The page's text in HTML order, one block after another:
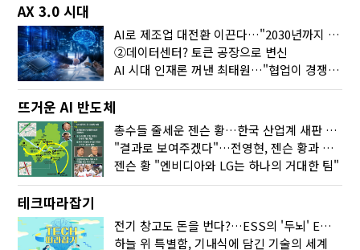
AX 3.0 시대
AI로 제조업 대전환 이끈다…"2030년까지 민관합동 20조 투자"
②데이터센터? 토큰 공장으로 변신
AI 시대 인재론 꺼낸 최태원…"협업이 경쟁력"
뜨거운 AI 반도체
총수들 줄세운 젠슨 황…한국 산업계 새판 짰다
"결과로 보여주겠다"…전영현, 젠슨 황과 HBM5 논의
젠슨 황 "엔비디아와 LG는 하나의 거대한 팀"
테크따라잡기
전기 창고도 돈을 번다?…ESS의 '두뇌' EMO가 뭐길래
하늘 위 특별함, 기내식에 담긴 기술의 세계